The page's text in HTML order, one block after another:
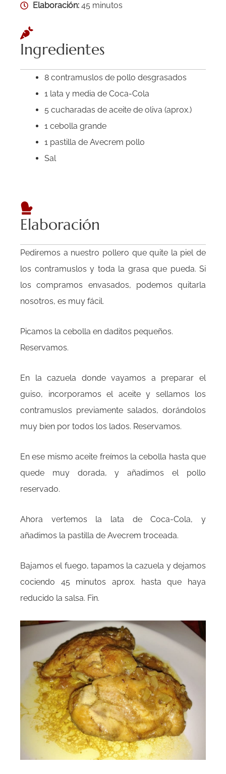
Elaboración: 45 minutos
Ingredientes
8 contramuslos de pollo desgrasados
1 lata y media de Coca-Cola
5 cucharadas de aceite de oliva (aprox.)
1 cebolla grande
1 pastilla de Avecrem pollo
Sal
Elaboración
Pediremos a nuestro pollero que quite la piel de
los contramuslos y toda la grasa que pueda. Si
los compramos envasados, podemos quitarla
nosotros, es muy fácil.
Picamos la cebolla en daditos pequeños.
Reservamos.
En la cazuela donde vayamos a preparar el
guiso, incorporamos el aceite y sellamos los
contramuslos previamente salados, dorándolos
muy bien por todos los lados. Reservamos.
En ese mismo aceite freímos la cebolla hasta que
quede muy dorada, y añadimos el pollo
reservado.
Ahora vertemos la lata de Coca-Cola, y
añadimos la pastilla de Avecrem troceada.
Bajamos el fuego, tapamos la cazuela y dejamos
cociendo 45 minutos aprox. hasta que haya
reducido la salsa. Fin.